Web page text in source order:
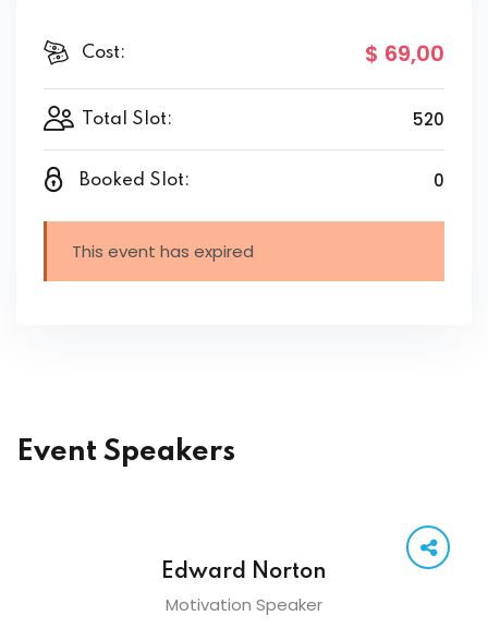
Cost: $ 69,00
Total Slot: 520
Booked Slot: 0
This event has expired
Event Speakers
Edward Norton
Motivation Speaker